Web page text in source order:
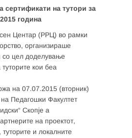
сертификати на тутори за
година
Центар (РРЦ) во рамки
организираше
со цел доделување
кои беа
на 07.07.2015 (вторник)
Педагошки Факултет
Скопје а
на проектот,
и локалните